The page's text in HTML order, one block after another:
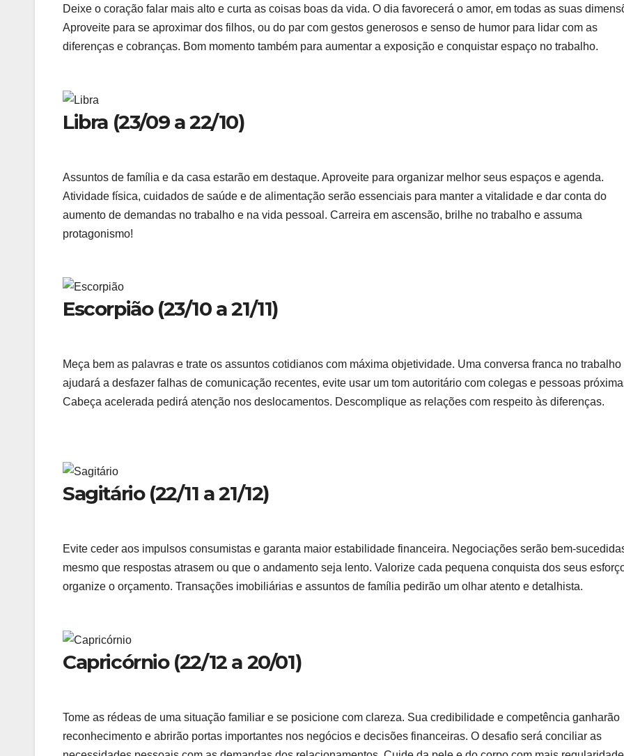
Deixe o coração falar mais alto e curta as coisas boas da vida. O dia favorecerá o amor, em todas as suas
Aproveite para se aproximar dos filhos, ou do par com gestos generosos e senso de humor para lidar com as
diferenças e cobranças. Bom momento também para aumentar a exposição e conquistar espaço no trabalho.
Libra (23/09 a 22/10)
Assuntos de família e da casa estarão em destaque. Aproveite para organizar melhor seus espaços e agenda.
Atividade física, cuidados de saúde e de alimentação serão essenciais para manter a vitalidade e dar conta do
aumento de demandas no trabalho e na vida pessoal. Carreira em ascensão, brilhe no trabalho e assuma
protagonismo!
Escorpião (23/10 a 21/11)
Meça bem as palavras e trate os assuntos cotidianos com máxima objetividade. Uma conversa franca no trabalho
ajudará a desfazer falhas de comunicação recentes, evite usar um tom autoritário com colegas e pessoas
Cabeça acelerada pedirá atenção nos deslocamentos. Descomplique as relações com respeito às diferenças.
Sagitário (22/11 a 21/12)
Evite ceder aos impulsos consumistas e garanta maior estabilidade financeira. Negociações serão bem-
mesmo que respostas atrasem ou que o andamento seja lento. Valorize cada pequena conquista dos seus
organize o orçamento. Transações imobiliárias e assuntos de família pedirão um olhar atento e detalhista.
Capricórnio (22/12 a 20/01)
Tome as rédeas de uma situação familiar e se posicione com clareza. Sua credibilidade e competência ganharão
reconhecimento e abrirão portas importantes nos negócios e decisões financeiras. O desafio será conciliar as